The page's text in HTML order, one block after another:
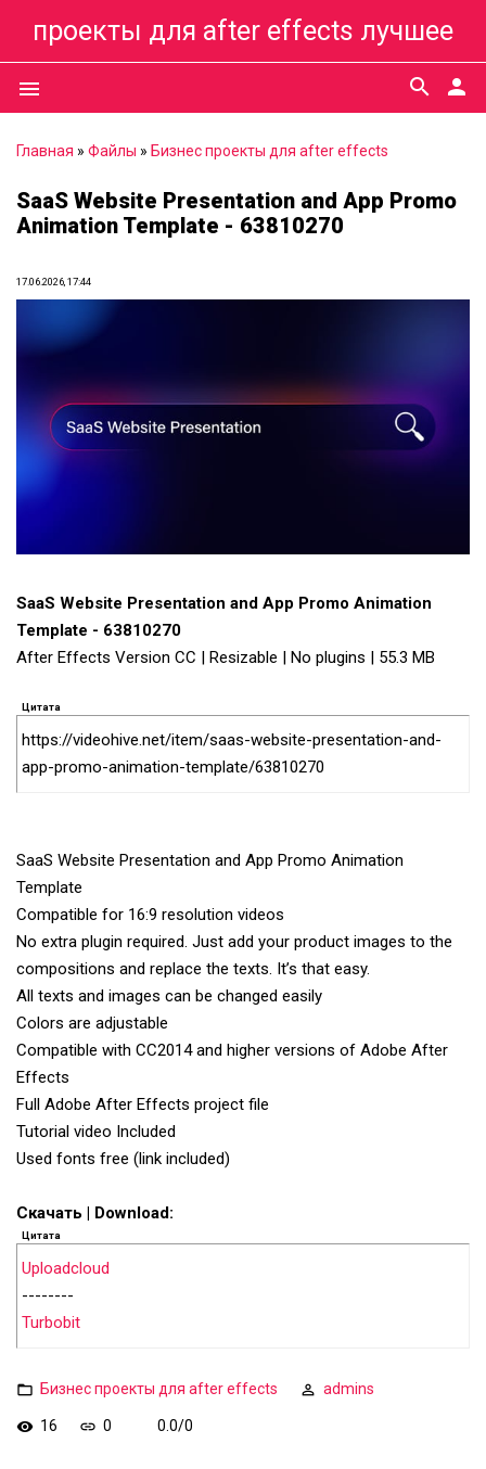
проекты для after effects лучшее
menu person
search
Главная » Файлы » Бизнес проекты для after effects
SaaS Website Presentation and App Promo
Animation Template - 63810270
17.06.2026, 17:44
SaaS Website Presentation and App Promo Animation
Template - 63810270
After Effects Version CC | Resizable | No plugins | 55.3 MB
Цитата
https://videohive.net/item/saas-website-presentation-and-
app-promo-animation-template/63810270
SaaS Website Presentation and App Promo Animation
Template
Compatible for 16:9 resolution videos
No extra plugin required. Just add your product images to the
compositions and replace the texts. It’s that easy.
All texts and images can be changed easily
Colors are adjustable
Compatible with CC2014 and higher versions of Adobe After
Effects
Full Adobe After Effects project file
Tutorial video Included
Used fonts free (link included)
Скачать | Download:
Цитата
Uploadcloud
--------
Turbobit
Бизнес проекты для after effects admins
16 0 0.0/0